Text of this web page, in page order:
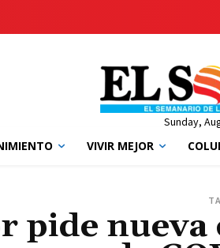
Sunday,
VIVIR MEJOR
pide nueva